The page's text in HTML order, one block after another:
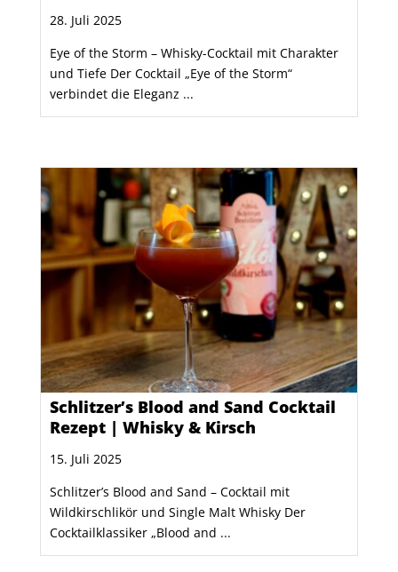
28. Juli 2025
Eye of the Storm – Whisky-Cocktail mit Charakter
und Tiefe Der Cocktail „Eye of the Storm“
verbindet die Eleganz ...
Schlitzer’s Blood and Sand Cocktail
Rezept | Whisky & Kirsch
15. Juli 2025
Schlitzer’s Blood and Sand – Cocktail mit
Wildkirschlikör und Single Malt Whisky Der
Cocktailklassiker „Blood and ...